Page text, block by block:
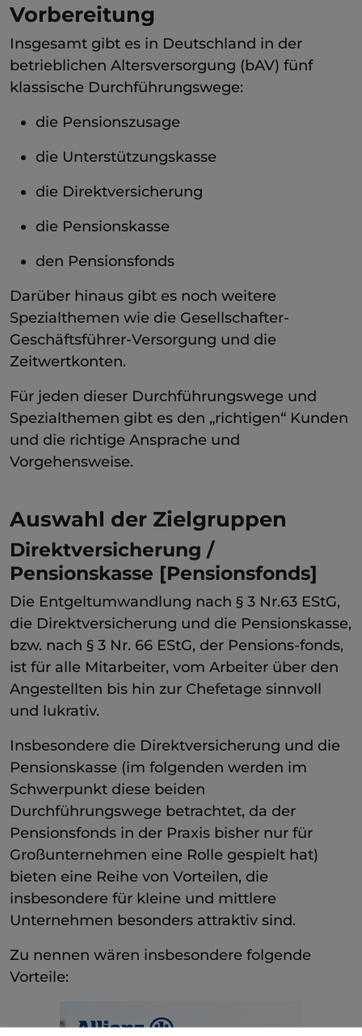
Vorbereitung
Insgesamt gibt es in Deutschland in der
betrieblichen Altersversorgung (bAV) fünf
klassische Durchführungswege:
die Pensionszusage
die Unterstützungskasse
die Direktversicherung
die Pensionskasse
den Pensionsfonds
Darüber hinaus gibt es noch weitere
Spezialthemen wie die Gesellschafter-
Geschäftsführer-Versorgung und die
Zeitwertkonten.
Für jeden dieser Durchführungswege und
Spezialthemen gibt es den „richtigen“ Kunden
und die richtige Ansprache und
Vorgehensweise.
Auswahl der Zielgruppen
Direktversicherung /
Pensionskasse [Pensionsfonds]
Die Entgeltumwandlung nach § 3 Nr.63 EStG,
die Direktversicherung und die Pensionskasse,
bzw. nach § 3 Nr. 66 EStG, der Pensions-fonds,
ist für alle Mitarbeiter, vom Arbeiter über den
Angestellten bis hin zur Chefetage sinnvoll
und lukrativ.
Insbesondere die Direktversicherung und die
Pensionskasse (im folgenden werden im
Schwerpunkt diese beiden
Durchführungswege betrachtet, da der
Pensionsfonds in der Praxis bisher nur für
Großunternehmen eine Rolle gespielt hat)
bieten eine Reihe von Vorteilen, die
insbesondere für kleine und mittlere
Unternehmen besonders attraktiv sind.
Zu nennen wären insbesondere folgende
Vorteile: